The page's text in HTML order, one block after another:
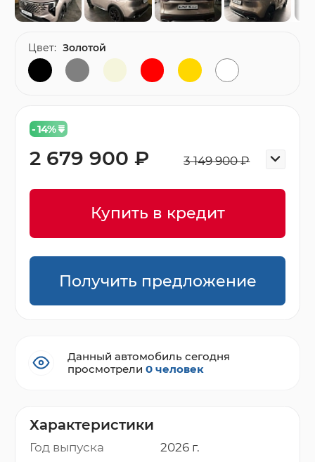
Характеристики
Год выпуска
2026 г.
- 14%
3 149 900 ₽
2 679 900 ₽
Купить в кредит
Получить предложение
Цвет: Золотой
Данный автомобиль сегодня
просмотрели0 человек